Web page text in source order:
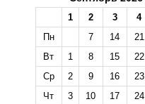
1 2 3 4
Пн
7 14 21
Вт
1 8 15 22
Ср
2 9 16 23
Чт
3 10 17
24